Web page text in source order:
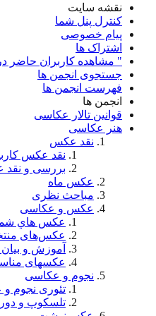
نقشه سایت
کنترل پنل شما
پیام خصوصی
اشتراک ها
" مشاهده کاربران حاضر
جستجوی انجمن ها
فهرست انجمن ها
انجمن ها
قوانین تالار عکاسی
هنر عکاسی
نقد عکس
نقد عکس
بررسی و نقد
عکس ماه
مباحث نظری
عکس و عکاسی
عكس هاي
عکس‌های
آموزش و
عکسهای
نجوم و عکاسی
تئوری نجوم
تلسکوپ و